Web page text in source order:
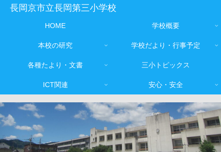
長岡京市立長岡第三小学校
HOME 学校概要
本校の研究 学校だより・行事予定
各種たより・文書 三小トピックス
ICT関連 安心・安全